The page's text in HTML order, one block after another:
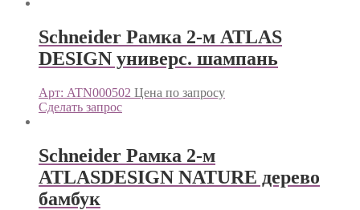
Schneider Рамка 2-м ATLAS
DESIGN универс. шампань
Арт: ATN000502 Цена по запросу
Сделать запрос
Schneider Рамка 2-м
ATLASDESIGN NATURE дерево
бамбук